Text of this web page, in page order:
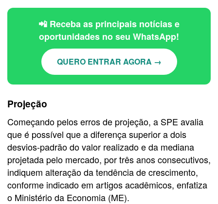
📲 Receba as principais notícias e
oportunidades no seu WhatsApp!
QUERO ENTRAR AGORA →
Projeção
Começando pelos erros de projeção, a SPE avalia
que é possível que a diferença superior a dois
desvios-padrão do valor realizado e da mediana
projetada pelo mercado, por três anos consecutivos,
indiquem alteração da tendência de crescimento,
conforme indicado em artigos acadêmicos, enfatiza
o Ministério da Economia (ME).